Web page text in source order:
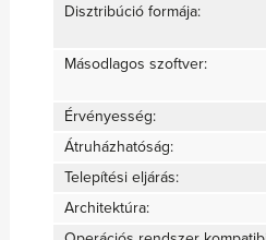
Disztribúció formája:
Másodlagos szoftver:
Érvényesség:
Átruházhatóság:
Telepítési eljárás:
Architektúra: